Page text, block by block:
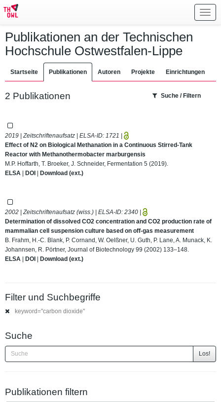
Publikationen an der Technischen
Hochschule Ostwestfalen-Lippe
Startseite Publikationen Autoren Projekte Einrichtungen
2 Publikationen Suche / Filtern
2019 | Zeitschriftenaufsatz | ELSA-ID: 1721 |
Effect of N2 on Biological Methanation in a Continuous Stirred-Tank
Reactor with Methanothermobacter marburgensis
M.P. Hoffarth, T. Broeker, J. Schneider, Fermentation 5 (2019).
ELSA | DOI | Download (ext.)
2002 | Zeitschriftenaufsatz (wiss.) | ELSA-ID: 2340 |
Determination of dissolved CO2 concentration and CO2 production rate of
mammalian cell suspension culture based on off-gas measurement
B. Frahm, H.-C. Blank, P. Cornand, W. Oelßner, U. Guth, P. Lane, A. Munack, K.
Johannsen, R. Pörtner, Journal of Biotechnology 99 (2002) 133–148.
ELSA | DOI | Download (ext.)
Filter und Suchbegriffe
keyword="carbon dioxide"
Suche
Los!
Publikationen filtern